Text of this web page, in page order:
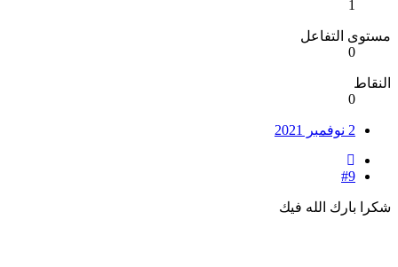
1
مستوى التفاعل
0
النقاط
0
2 نوفمبر 2021
#9
شكرا بارك الله فيك